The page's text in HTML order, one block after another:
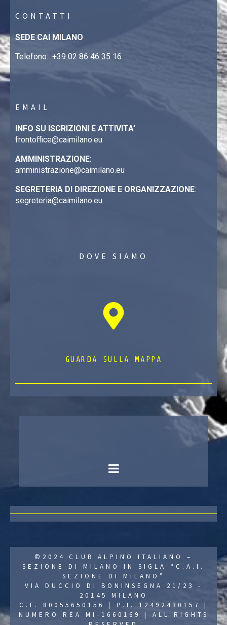
CONTATTI
SEDE CAI MILANO
Telefono: +39 02 86 46 35 16
EMAIL
INFO SU ISCRIZIONI E ATTIVITA’:
frontoffice@caimilano.eu
AMMINISTRAZIONE:
amministrazione@caimilano.eu
SEGRETERIA DI DIREZIONE E ORGANIZZAZIONE:
segreteria@caimilano.eu
DOVE SIAMO
GUARDA SULLA MAPPA
©2024 CLUB ALPINO ITALIANO –
SEZIONE DI MILANO IN SIGLA “C.A.I.
SEZIONE DI MILANO”
VIA DUCCIO DI BONINSEGNA 21/23 -
20145 MILANO
C.F. 80055650156 | P.I. 12492430157 |
NUMERO REA MI-1660169 | ALL RIGHTS